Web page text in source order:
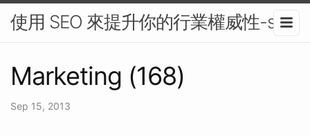
使用 SEO 來提升你的行業權威性-seo
Marketing (168)
Sep 15, 2013